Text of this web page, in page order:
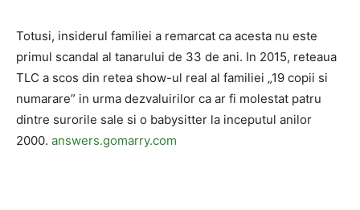
Totusi, insiderul familiei a remarcat ca acesta nu este
primul scandal al tanarului de 33 de ani. In 2015, reteaua
TLC a scos din retea show-ul real al familiei „19 copii si
numarare” in urma dezvaluirilor ca ar fi molestat patru
dintre surorile sale si o babysitter la inceputul anilor
2000. answers.gomarry.com